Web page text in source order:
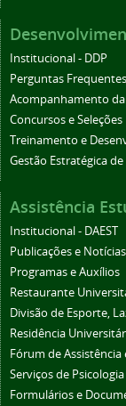
Institucional - DDP
Perguntas
Acompanhamento
Concursos e Seleções
Treinamento e
Gestão Estratégica de
Assistência
Institucional - DAEST
Publicações e Notícias
Programas e Auxílios
Restaurante
Divisão de Esporte,
Residência
Fórum de
Serviços de Psicologia
Formulários e